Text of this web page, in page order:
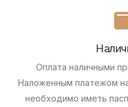
Оплата наличными
Наложенным платежом
необходимо иметь